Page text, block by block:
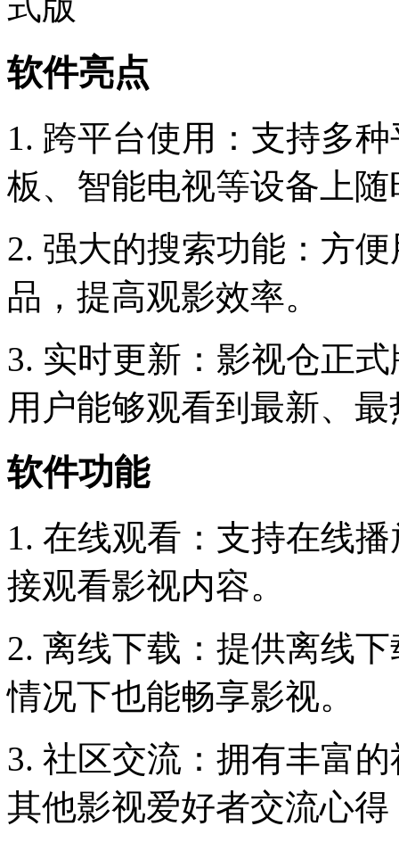
软件亮点
1. 跨平台使用：支持多
板、智能电视等设备上
2. 强大的搜索功能：方
品，提高观影效率。
3. 实时更新：影视仓正
用户能够观看到最新、
软件功能
1. 在线观看：支持在线
接观看影视内容。
2. 离线下载：提供离线
情况下也能畅享影视。
3. 社区交流：拥有丰富
其他影视爱好者交流心